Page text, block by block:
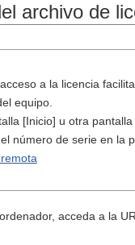
archivo de
a la licencia
equipo.
[Inicio] u otra
número de serie en la
acceda a la